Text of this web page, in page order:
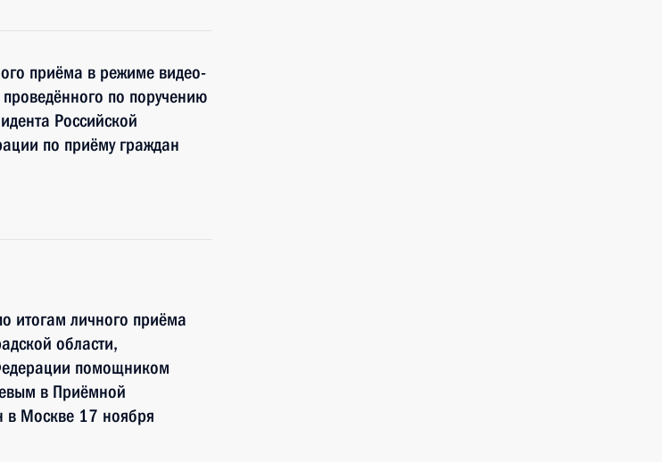
приёма в режиме видео-
по поручению
Российской
по приёму граждан
итогам личного приёма
области,
помощником
в Приёмной
в Москве 17 ноября